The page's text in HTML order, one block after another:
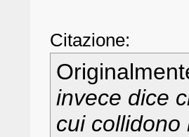
Citazione:
invece dice
cui collidono